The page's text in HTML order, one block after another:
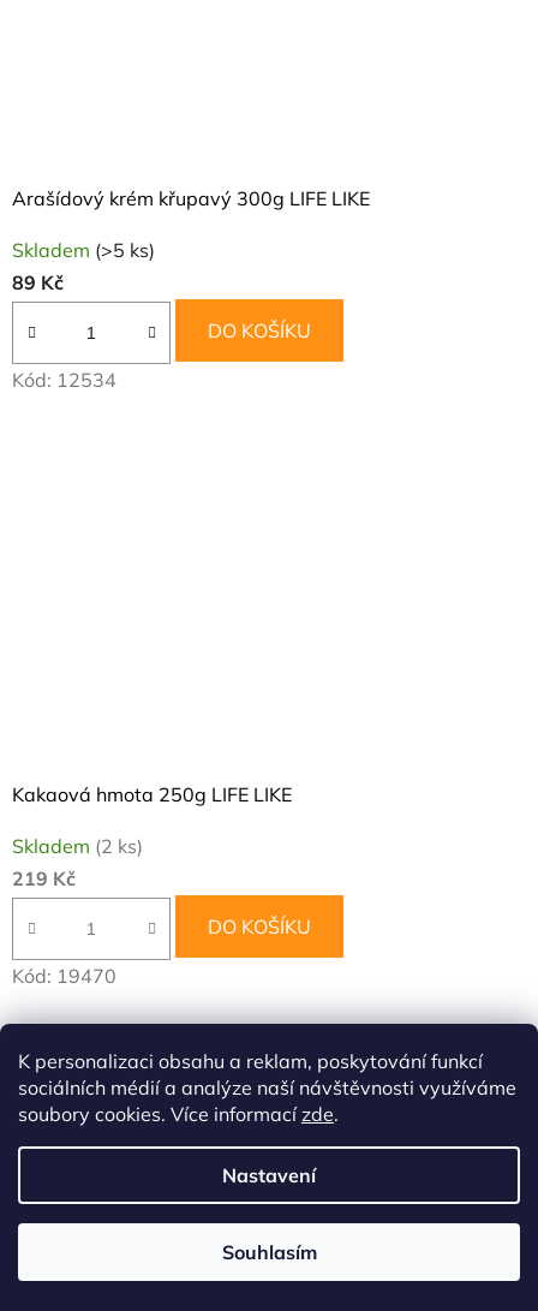
K personalizaci obsahu a reklam, poskytování funkcí
sociálních médií a analýze naší návštěvnosti využíváme
soubory cookies. Více informacízde.
Nastavení
Souhlasím
🎉 Akce, která potěší! Nakupte nad 1000 Kč a my vám přibalíme
Kešu natural 200g jako dárek. Pokud si u nás objednáte za 1500
Kč, dostanete čaj Luční kvítí od Sonnentoru a při nákupu nad 2000
Arašídový krém křupavý 300g LIFE LIKE
Skladem (>5 ks)
89 Kč
DO KOŠÍKU
Kód: 12534
Kakaová hmota 250g LIFE LIKE
Skladem (2 ks)
219 Kč
DO KOŠÍKU
Kód: 19470